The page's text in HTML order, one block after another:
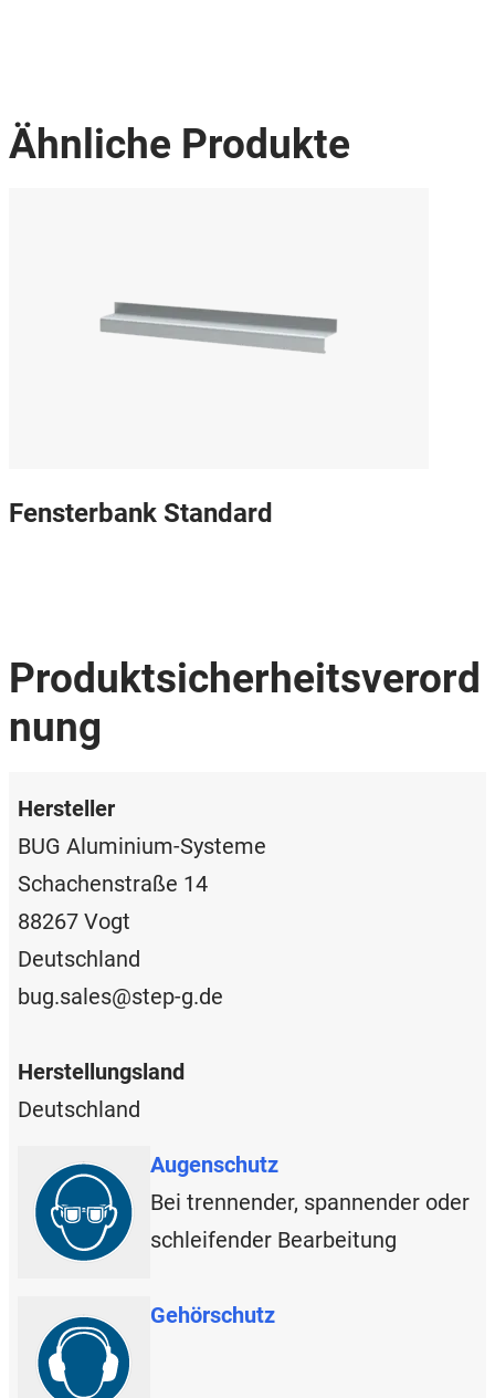
Ähnliche Produkte
Fensterbank Standard
Produktsicherheitsverord
nung
Hersteller
BUG Aluminium-Systeme
Schachenstraße 14
88267 Vogt
Deutschland
bug.sales@step-g.de
Herstellungsland
Deutschland
Augenschutz
Bei trennender, spannender oder
schleifender Bearbeitung
Gehörschutz